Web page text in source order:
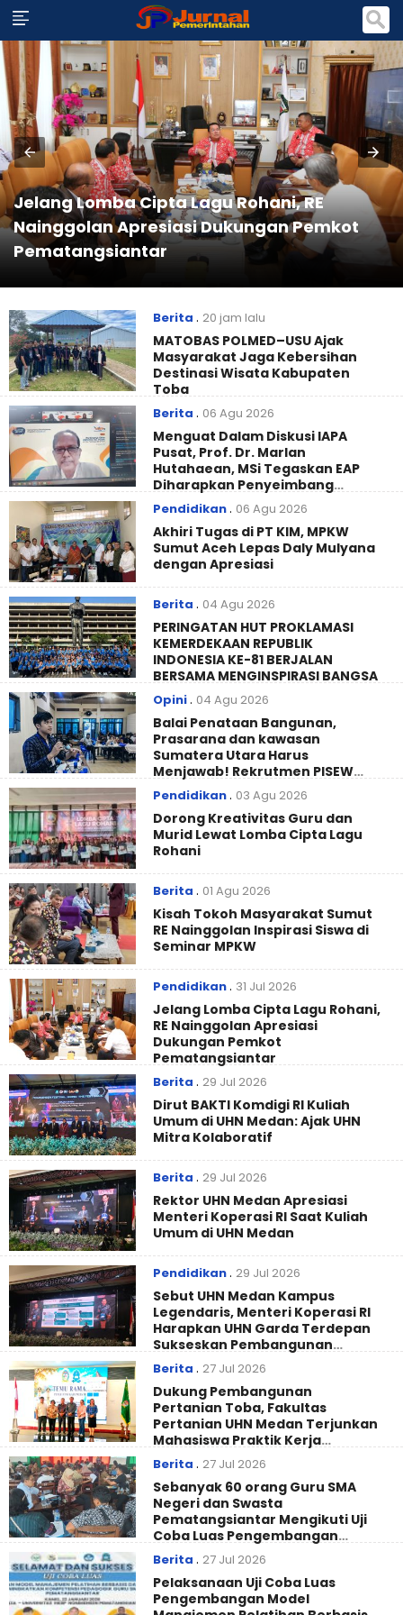
Jelang Lomba Cipta Lagu Rohani, RE
Nainggolan Apresiasi Dukungan Pemkot
Pematangsiantar
Berita . 20 jam lalu
MATOBAS POLMED–USU Ajak
Masyarakat Jaga Kebersihan
Destinasi Wisata Kabupaten
Toba
Berita . 06 Agu 2026
Menguat Dalam Diskusi IAPA
Pusat, Prof. Dr. Marlan
Hutahaean, MSi Tegaskan EAP
Diharapkan Penyeimbang
Mencegah Politisasi Pirokrasi
Pendidikan . 06 Agu 2026
Akhiri Tugas di PT KIM, MPKW
Sumut Aceh Lepas Daly Mulyana
dengan Apresiasi
Berita . 04 Agu 2026
PERINGATAN HUT PROKLAMASI
KEMERDEKAAN REPUBLIK
INDONESIA KE-81 BERJALAN
BERSAMA MENGINSPIRASI BANGSA
Opini . 04 Agu 2026
Balai Penataan Bangunan,
Prasarana dan kawasan
Sumatera Utara Harus
Menjawab! Rekrutmen PISEW
2026 Menyisakan Banyak Tanda
Tanya
Pendidikan . 03 Agu 2026
Dorong Kreativitas Guru dan
Murid Lewat Lomba Cipta Lagu
Rohani
Berita . 01 Agu 2026
Kisah Tokoh Masyarakat Sumut
RE Nainggolan Inspirasi Siswa di
Seminar MPKW
Pendidikan . 31 Jul 2026
Jelang Lomba Cipta Lagu Rohani,
RE Nainggolan Apresiasi
Dukungan Pemkot
Pematangsiantar
Berita . 29 Jul 2026
Dirut BAKTI Komdigi RI Kuliah
Umum di UHN Medan: Ajak UHN
Mitra Kolaboratif
Berita . 29 Jul 2026
Rektor UHN Medan Apresiasi
Menteri Koperasi RI Saat Kuliah
Umum di UHN Medan
Pendidikan . 29 Jul 2026
Sebut UHN Medan Kampus
Legendaris, Menteri Koperasi RI
Harapkan UHN Garda Terdepan
Sukseskan Pembangunan
Koperasi
Berita . 27 Jul 2026
Dukung Pembangunan
Pertanian Toba, Fakultas
Pertanian UHN Medan Terjunkan
Mahasiswa Praktik Kerja
Lapangan
Berita . 27 Jul 2026
Sebanyak 60 orang Guru SMA
Negeri dan Swasta
Pematangsiantar Mengikuti Uji
Coba Luas Pengembangan
Model Manajemen Pelatihan
Berbasis Budaya Batak Dalihan
Na Tolu (DNT)
Berita . 27 Jul 2026
Pelaksanaan Uji Coba Luas
Pengembangan Model